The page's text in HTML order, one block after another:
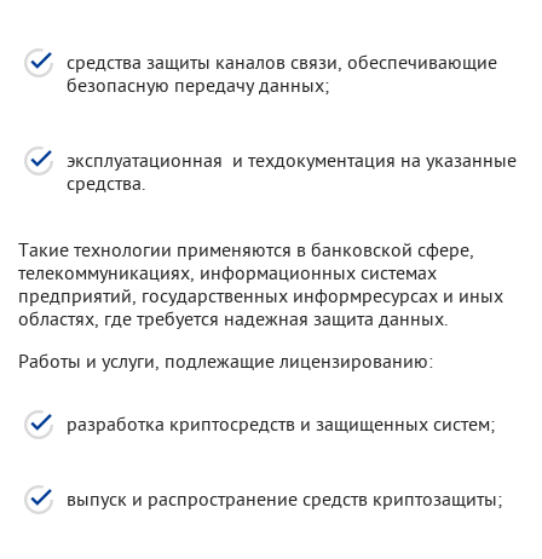
средства защиты каналов связи, обеспечивающие
безопасную передачу данных;
эксплуатационная и техдокументация на указанные
средства.
Такие технологии применяются в банковской сфере,
телекоммуникациях, информационных системах
предприятий, государственных информресурсах и иных
областях, где требуется надежная защита данных.
Работы и услуги, подлежащие лицензированию:
разработка криптосредств и защищенных систем;
выпуск и распространение средств криптозащиты;